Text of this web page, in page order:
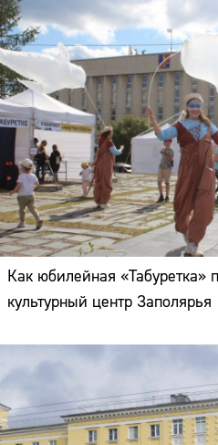
Как юбилейная «Табуретка»
культурный центр Заполярья